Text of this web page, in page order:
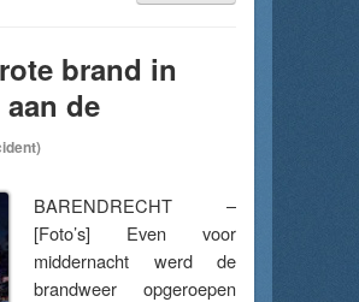
brand in
de
BARENDRECHT –
[Foto’s] Even voor
middernacht werd de
brandweer opgeroepen